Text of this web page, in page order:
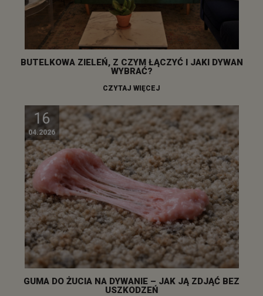
BUTELKOWA ZIELEŃ, Z CZYM ŁĄCZYĆ I JAKI DYWAN
WYBRAĆ?
CZYTAJ WIĘCEJ
16
04.2026
GUMA DO ŻUCIA NA DYWANIE – JAK JĄ ZDJĄĆ BEZ
USZKODZEŃ